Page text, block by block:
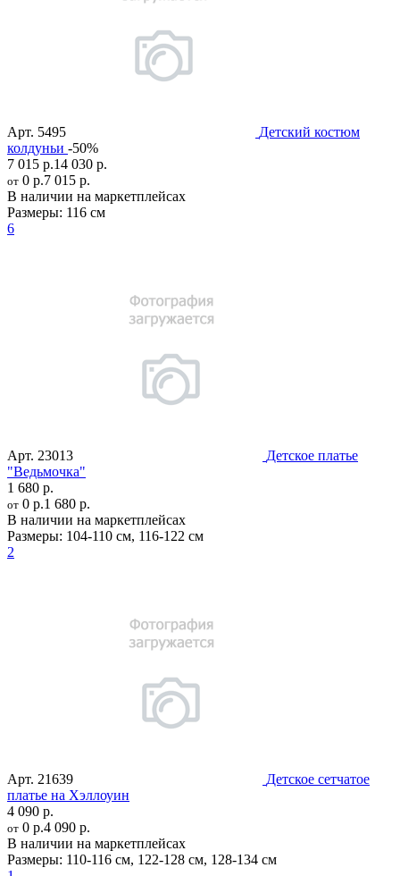
Арт. 5495
Детский костюм
колдуньи -50%
7 015 р.14 030 р.
от 0 р.7 015 р.
В наличии на маркетплейсах
Размеры: 116 см
6
Арт. 23013
Детское платье
"Ведьмочка"
1 680 р.
от 0 р.1 680 р.
В наличии на маркетплейсах
Размеры: 104-110 см, 116-122 см
2
Арт. 21639
Детское сетчатое
платье на Хэллоуин
4 090 р.
от 0 р.4 090 р.
В наличии на маркетплейсах
Размеры: 110-116 см, 122-128 см, 128-134 см